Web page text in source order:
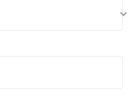
keyboard_arrow_down